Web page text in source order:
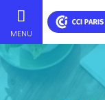
Skip
to
content
MENU